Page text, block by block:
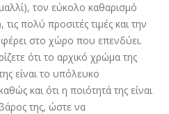
τον εύκολο καθαρισμό
πολύ προσιτές τιμές και την
στο χώρο που επενδύει.
ότι το αρχικό χρώμα της
είναι το υπόλευκο
και ότι η ποιότητά της είναι
της, ώστε να